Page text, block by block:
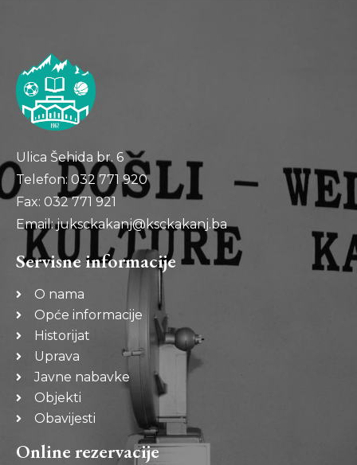
Ulica Šehida br. 6
Telefon: 032 771 920
Fax: 032 771 921
Email: juksckakanj@ksckakanj.ba
Servisne informacije
O nama
Opće informacije
Historijat
Uprava
Javne nabavke
Objekti
Obavijesti
Online rezervacije